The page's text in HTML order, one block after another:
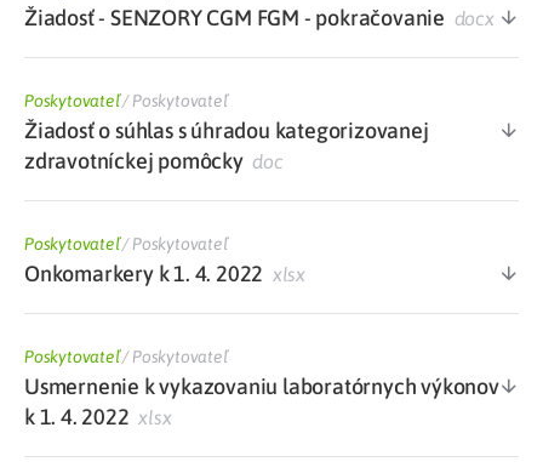
Žiadosť - SENZORY CGM FGM - pokračovanie docx
Poskytovateľ/Poskytovateľ
Žiadosť o súhlas s úhradou kategorizovanej
zdravotníckej pomôckydoc
Poskytovateľ/Poskytovateľ
Onkomarkery k 1. 4. 2022 xlsx
Poskytovateľ/Poskytovateľ
Usmernenie k vykazovaniu laboratórnych výkonov
k 1. 4. 2022 xlsx